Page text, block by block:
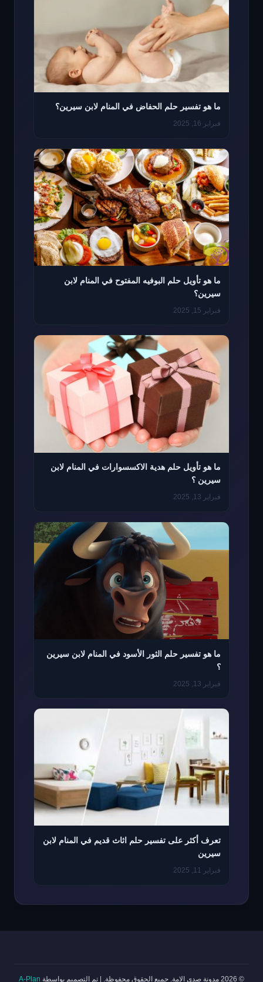
ما هو تفسير حلم الحفاض في المنام لابن سيرين؟
فبراير 16, 2025
ما هو تأويل حلم البوفيه المفتوح في المنام لابن
سيرين؟
فبراير 15, 2025
ما هو تأويل حلم هدية الاكسسوارات في المنام لابن
سيرين ؟
فبراير 13, 2025
ما هو تفسير حلم الثور الأسود في المنام لابن سيرين
؟
فبراير 13, 2025
تعرف أكثر على تفسير حلم اثاث قديم في المنام لابن
سيرين
فبراير 11, 2025
© 2026 مدونة صدى الامة. جميع الحقوق محفوظة. | تم التصميم بواسطة A-Plan